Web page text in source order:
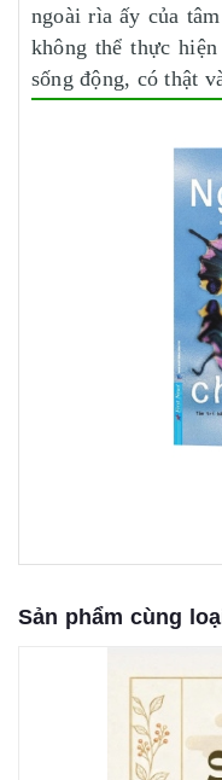
ngoài rìa ấy của
không thể thực
sống động, có thật
Sản phẩm cùng